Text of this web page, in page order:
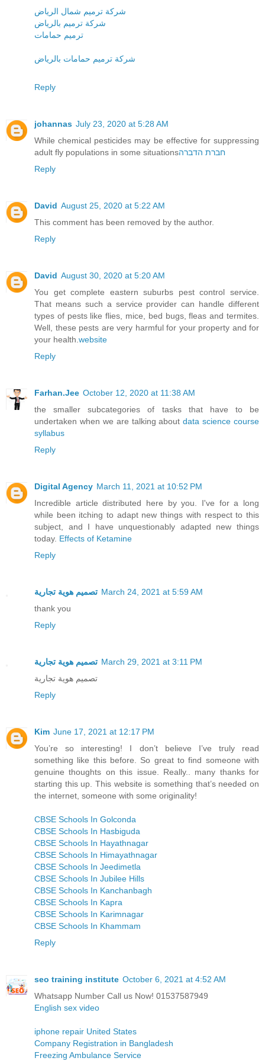
شركة ترميم شمال الرياض
شركة ترميم بالرياض
ترميم حمامات
شركة ترميم حمامات بالرياض
Reply
johannas July 23, 2020 at 5:28 AM
While chemical pesticides may be effective for suppressing
adult fly populations in some situationsחברת הדברה
Reply
David August 25, 2020 at 5:22 AM
This comment has been removed by the author.
Reply
David August 30, 2020 at 5:20 AM
You get complete eastern suburbs pest control service.
That means such a service provider can handle different
types of pests like flies, mice, bed bugs, fleas and termites.
Well, these pests are very harmful for your property and for
your health. website
Reply
Farhan.Jee October 12, 2020 at 11:38 AM
the smaller subcategories of tasks that have to be
undertaken when we are talking aboutdata science course
syllabus
Reply
Digital Agency March 11, 2021 at 10:52 PM
Incredible article distributed here by you. I've for a long
while been itching to adapt new things with respect to this
subject, and I have unquestionably adapted new things
today. Effects of Ketamine
Reply
تصميم هوية تجارية March 24, 2021 at 5:59 AM
thank you
Reply
تصميم هوية تجارية March 29, 2021 at 3:11 PM
تصميم هوية تجارية
Reply
Kim June 17, 2021 at 12:17 PM
You’re so interesting! I don’t believe I’ve truly read
something like this before. So great to find someone with
genuine thoughts on this issue. Really.. many thanks for
starting this up. This website is something that’s needed on
the internet, someone with some originality!
CBSE Schools In Golconda
CBSE Schools In Hasbiguda
CBSE Schools In Hayathnagar
CBSE Schools In Himayathnagar
CBSE Schools In Jeedimetla
CBSE Schools In Jubilee Hills
CBSE Schools In Kanchanbagh
CBSE Schools In Kapra
CBSE Schools In Karimnagar
CBSE Schools In Khammam
Reply
seo training institute October 6, 2021 at 4:52 AM
Whatsapp Number Call us Now! 01537587949
English sex video
iphone repair United States
Company Registration in Bangladesh
Freezing Ambulance Service